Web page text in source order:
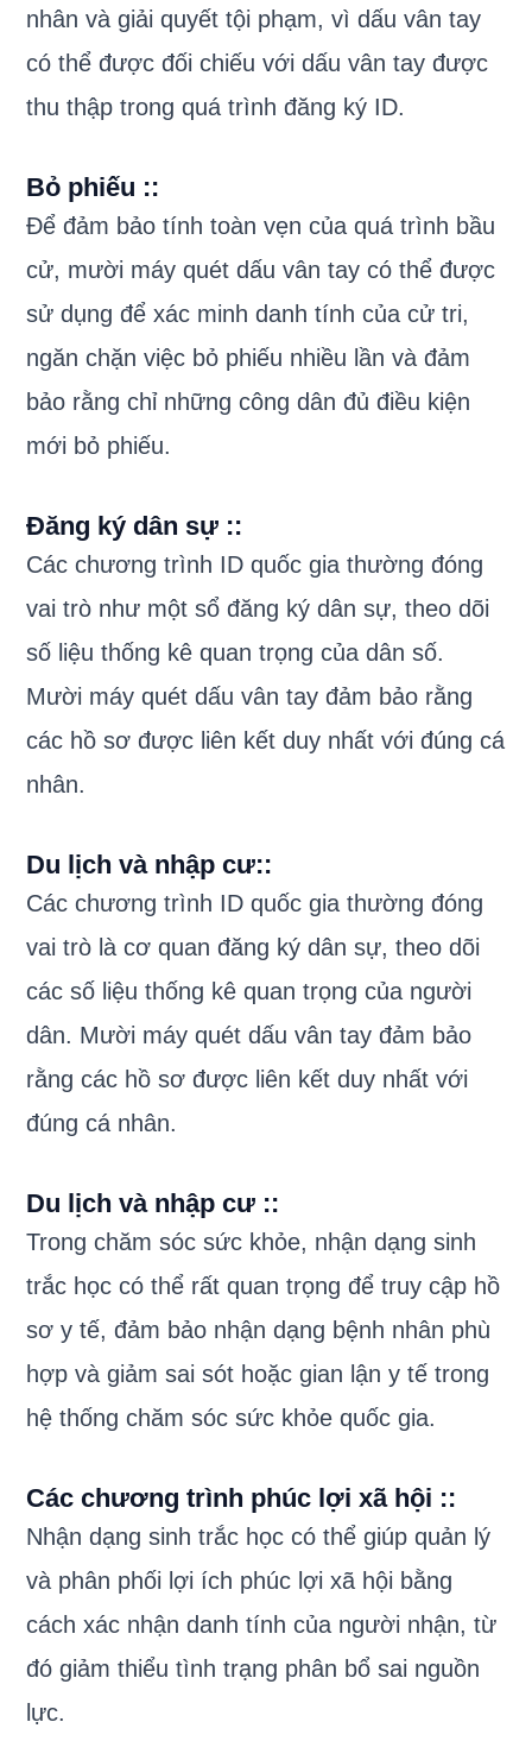
nhân và giải quyết tội phạm, vì dấu vân tay
có thể được đối chiếu với dấu vân tay được
thu thập trong quá trình đăng ký ID.
Bỏ phiếu ::
Để đảm bảo tính toàn vẹn của quá trình bầu
cử, mười máy quét dấu vân tay có thể được
sử dụng để xác minh danh tính của cử tri,
ngăn chặn việc bỏ phiếu nhiều lần và đảm
bảo rằng chỉ những công dân đủ điều kiện
mới bỏ phiếu.
Đăng ký dân sự ::
Các chương trình ID quốc gia thường đóng
vai trò như một sổ đăng ký dân sự, theo dõi
số liệu thống kê quan trọng của dân số.
Mười máy quét dấu vân tay đảm bảo rằng
các hồ sơ được liên kết duy nhất với đúng cá
nhân.
Du lịch và nhập cư::
Các chương trình ID quốc gia thường đóng
vai trò là cơ quan đăng ký dân sự, theo dõi
các số liệu thống kê quan trọng của người
dân. Mười máy quét dấu vân tay đảm bảo
rằng các hồ sơ được liên kết duy nhất với
đúng cá nhân.
Du lịch và nhập cư ::
Trong chăm sóc sức khỏe, nhận dạng sinh
trắc học có thể rất quan trọng để truy cập hồ
sơ y tế, đảm bảo nhận dạng bệnh nhân phù
hợp và giảm sai sót hoặc gian lận y tế trong
hệ thống chăm sóc sức khỏe quốc gia.
Các chương trình phúc lợi xã hội ::
Nhận dạng sinh trắc học có thể giúp quản lý
và phân phối lợi ích phúc lợi xã hội bằng
cách xác nhận danh tính của người nhận, từ
đó giảm thiểu tình trạng phân bổ sai nguồn
lực.